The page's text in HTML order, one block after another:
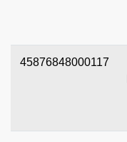
45876848000117